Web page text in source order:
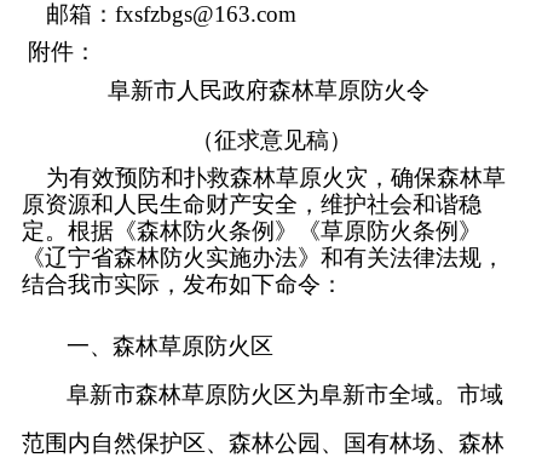
邮箱： fxsfzbgs@163.com
附件：
阜新市人民政府森林草原防火令
（征求意见稿）
为有效预防和扑救森林草原火灾，确保森林草
原资源和人民生命财产安全，维护社会和谐稳
定。根据《森林防火条例》《草原防火条例》
《辽宁省森林防火实施办法》和有关法律法规，
结合我市实际，发布如下命令：
一、森林草原防火区
阜新市森林草原防火区为阜新市全域。市域
范围内自然保护区、森林公园、国有林场、森林